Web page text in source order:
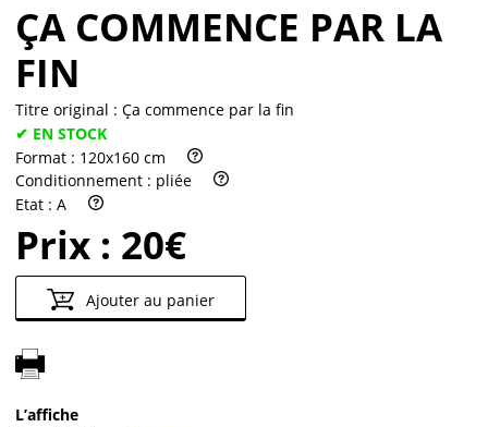
ÇA COMMENCE PAR LA
FIN
Titre original : Ça commence par la fin
✔ EN STOCK
Format : 120x160 cm
Conditionnement : pliée
Etat : A
Prix : 20€
Ajouter au panier
L’affiche